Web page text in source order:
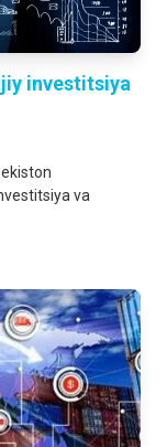
investitsiya
va